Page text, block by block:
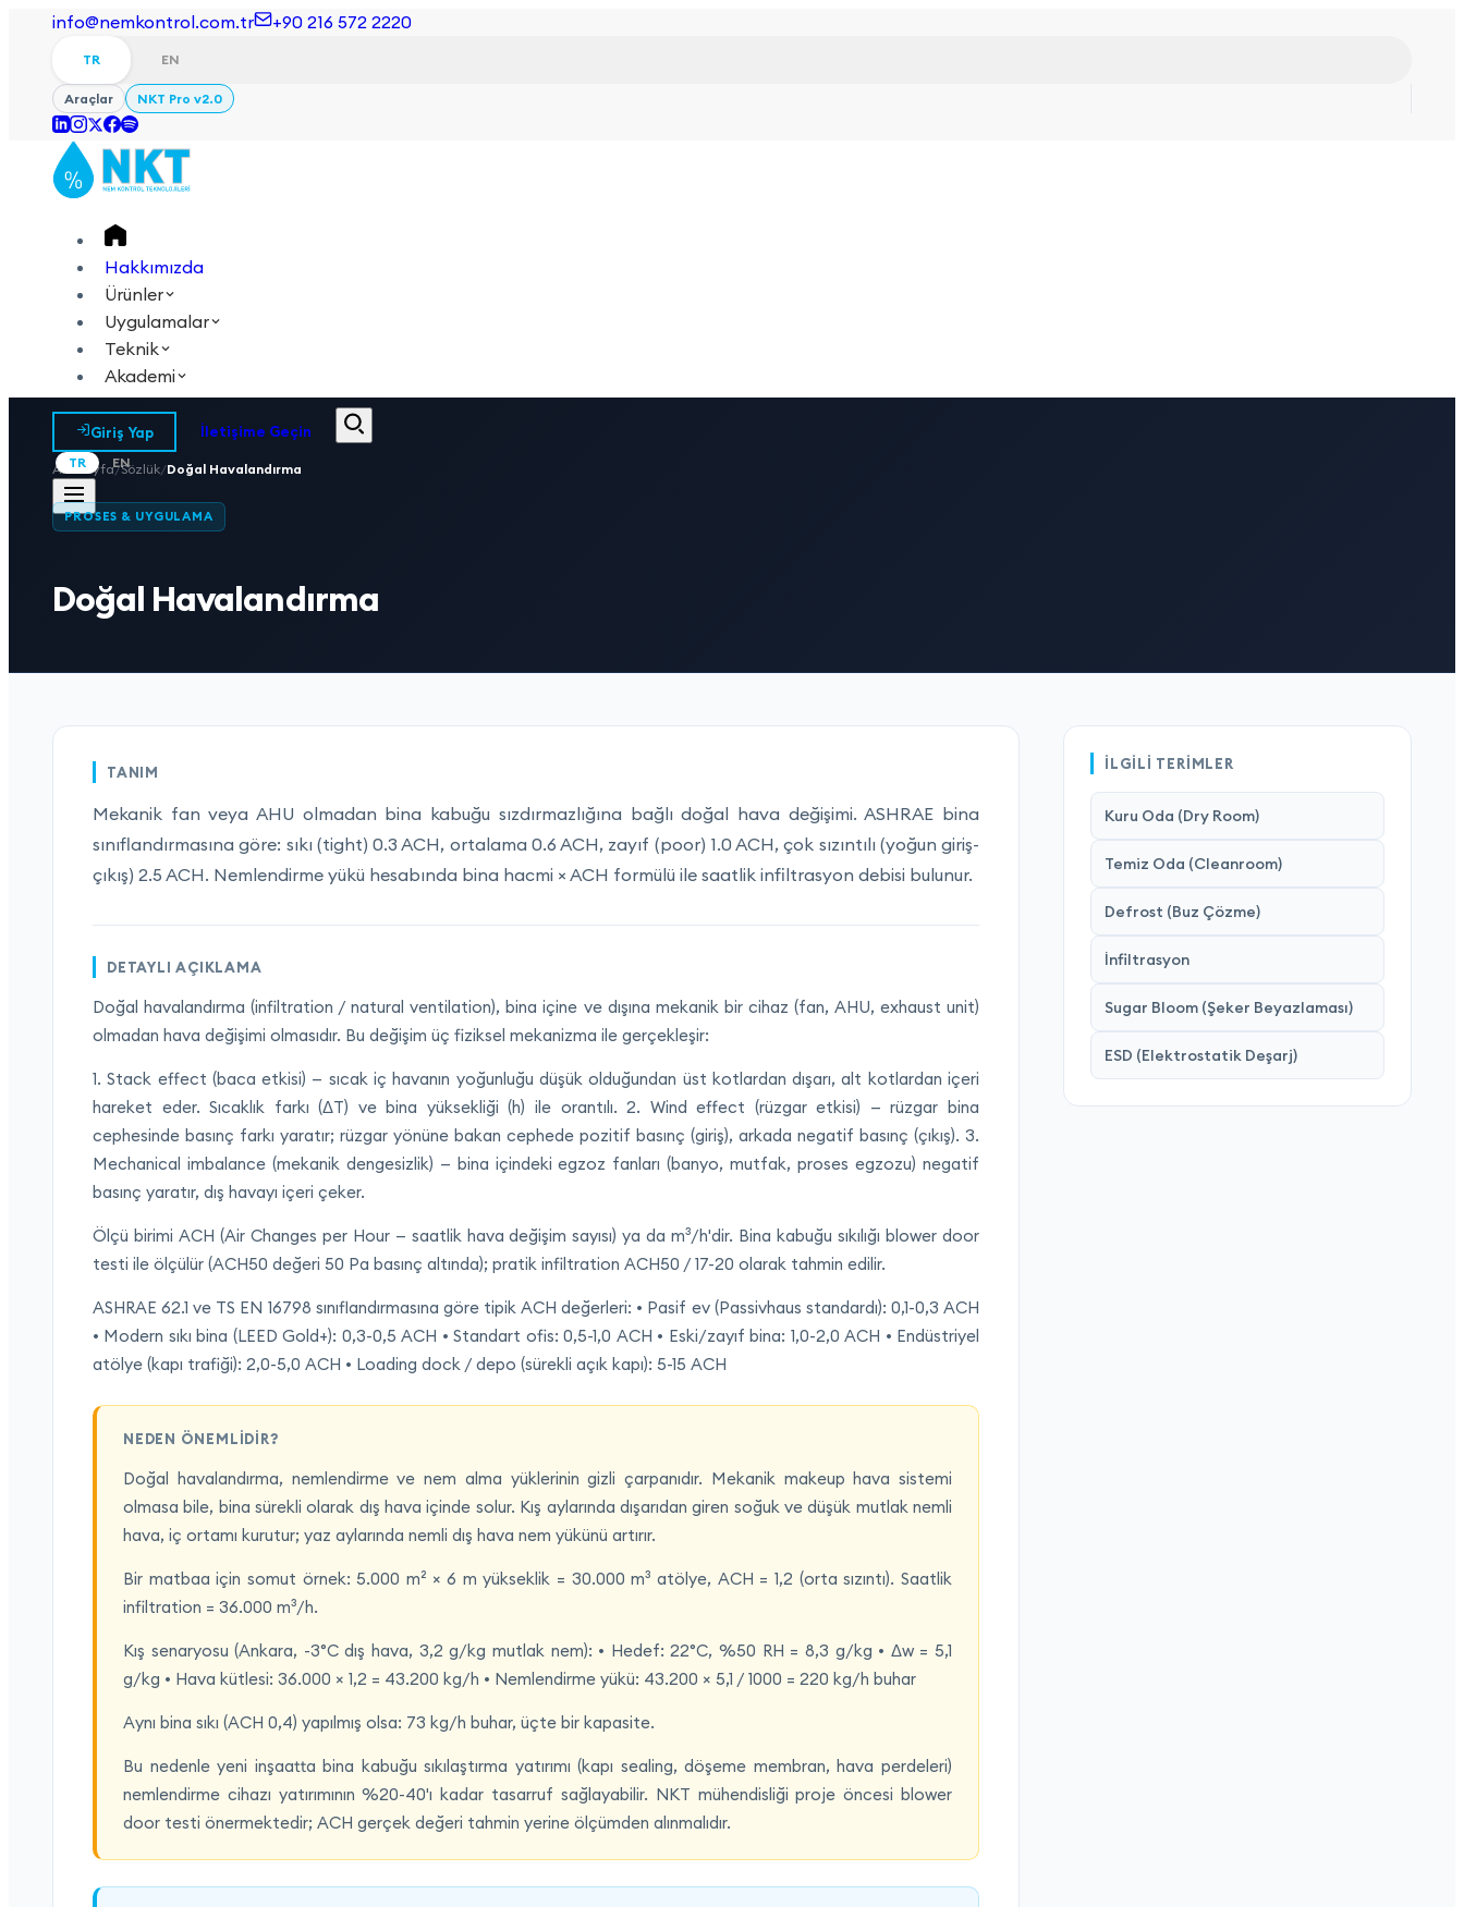
info@nemkontrol.com.tr +90 216 572 2220
TR EN
Araçlar NKT Pro v2.0
Hakkımızda
Ürünler
Uygulamalar
Teknik
Akademi
Giriş Yap İletişime Geçin
TR EN
Anasayfa/Sözlük/Doğal Havalandırma
PROSES & UYGULAMA
Doğal Havalandırma
TANIM
Mekanik fan veya AHU olmadan bina kabuğu sızdırmazlığına bağlı doğal hava değişimi. ASHRAE bina
sınıflandırmasına göre: sıkı (tight) 0.3 ACH, ortalama 0.6 ACH, zayıf (poor) 1.0 ACH, çok sızıntılı (yoğun giriş-
çıkış) 2.5 ACH. Nemlendirme yükü hesabında bina hacmi × ACH formülü ile saatlik infiltrasyon debisi bulunur.
DETAYLI AÇIKLAMA
Doğal havalandırma (infiltration / natural ventilation), bina içine ve dışına mekanik bir cihaz (fan, AHU, exhaust unit)
olmadan hava değişimi olmasıdır. Bu değişim üç fiziksel mekanizma ile gerçekleşir:
1. Stack effect (baca etkisi) — sıcak iç havanın yoğunluğu düşük olduğundan üst kotlardan dışarı, alt kotlardan içeri
hareket eder. Sıcaklık farkı (ΔT) ve bina yüksekliği (h) ile orantılı. 2. Wind effect (rüzgar etkisi) — rüzgar bina
cephesinde basınç farkı yaratır; rüzgar yönüne bakan cephede pozitif basınç (giriş), arkada negatif basınç (çıkış). 3.
Mechanical imbalance (mekanik dengesizlik) — bina içindeki egzoz fanları (banyo, mutfak, proses egzozu) negatif
basınç yaratır, dış havayı içeri çeker.
Ölçü birimi ACH (Air Changes per Hour — saatlik hava değişim sayısı) ya da m³/h'dir. Bina kabuğu sıkılığı blower door
testi ile ölçülür (ACH50 değeri 50 Pa basınç altında); pratik infiltration ACH50 / 17-20 olarak tahmin edilir.
ASHRAE 62.1 ve TS EN 16798 sınıflandırmasına göre tipik ACH değerleri: • Pasif ev (Passivhaus standardı): 0,1-0,3 ACH
• Modern sıkı bina (LEED Gold+): 0,3-0,5 ACH • Standart ofis: 0,5-1,0 ACH • Eski/zayıf bina: 1,0-2,0 ACH • Endüstriyel
atölye (kapı trafiği): 2,0-5,0 ACH • Loading dock / depo (sürekli açık kapı): 5-15 ACH
NEDEN ÖNEMLIDIR?
Doğal havalandırma, nemlendirme ve nem alma yüklerinin gizli çarpanıdır. Mekanik makeup hava sistemi
olmasa bile, bina sürekli olarak dış hava içinde solur. Kış aylarında dışarıdan giren soğuk ve düşük mutlak nemli
hava, iç ortamı kurutur; yaz aylarında nemli dış hava nem yükünü artırır.
Bir matbaa için somut örnek: 5.000 m² × 6 m yükseklik = 30.000 m³ atölye, ACH = 1,2 (orta sızıntı). Saatlik
infiltration = 36.000 m³/h.
Kış senaryosu (Ankara, -3°C dış hava, 3,2 g/kg mutlak nem): • Hedef: 22°C, %50 RH = 8,3 g/kg • Δw = 5,1
g/kg • Hava kütlesi: 36.000 × 1,2 = 43.200 kg/h • Nemlendirme yükü: 43.200 × 5,1 / 1000 = 220 kg/h buhar
Aynı bina sıkı (ACH 0,4) yapılmış olsa: 73 kg/h buhar, üçte bir kapasite.
Bu nedenle yeni inşaatta bina kabuğu sıkılaştırma yatırımı (kapı sealing, döşeme membran, hava perdeleri)
nemlendirme cihazı yatırımının %20-40'ı kadar tasarruf sağlayabilir. NKT mühendisliği proje öncesi blower
door testi önermektedir; ACH gerçek değeri tahmin yerine ölçümden alınmalıdır.
İLGILI TERIMLER
Kuru Oda (Dry Room)
Temiz Oda (Cleanroom)
Defrost (Buz Çözme)
İnfiltrasyon
Sugar Bloom (Şeker Beyazlaması)
ESD (Elektrostatik Deşarj)